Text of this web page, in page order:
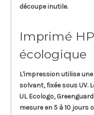
découpe inutile.
Imprimé
écologique
L'impression utilise une
solvant, fixée sous UV.
UL Ecologo,
mesure en 5 à 10 jours